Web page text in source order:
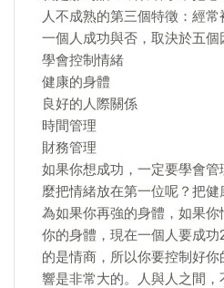
人不成熟的第三個特徵：經常
一個人成功與否，取決於五個
學會控制情緒
健康的身體
良好的人際關係
時間管理
財務管理
如果你想成功，一定要學會
麼把情緒放在第一位呢？把
為如果你再強的身體，如果你
你的身體，現在一個人要成功
的是情商，所以你要控制好
響是非常大的。人與人之間